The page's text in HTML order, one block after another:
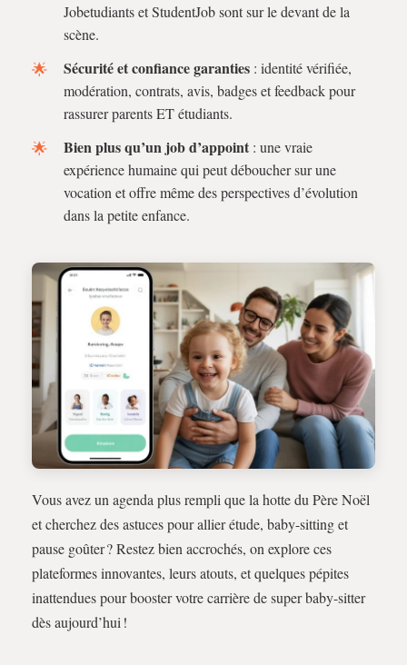
Jobetudiants et StudentJob sont sur le devant de la
scène.
Sécurité et confiance garanties : identité vérifiée,
modération, contrats, avis, badges et feedback pour
rassurer parents ET étudiants.
Bien plus qu’un job d’appoint : une vraie
expérience humaine qui peut déboucher sur une
vocation et offre même des perspectives d’évolution
dans la petite enfance.
Vous avez un agenda plus rempli que la hotte du Père Noël
et cherchez des astuces pour allier étude, baby-sitting et
pause goûter ? Restez bien accrochés, on explore ces
plateformes innovantes, leurs atouts, et quelques pépites
inattendues pour booster votre carrière de super baby-sitter
dès aujourd’hui !